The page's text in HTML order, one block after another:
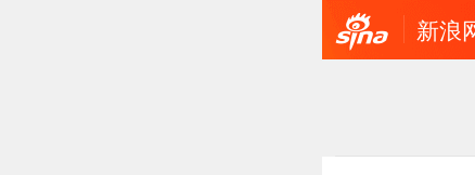
新浪